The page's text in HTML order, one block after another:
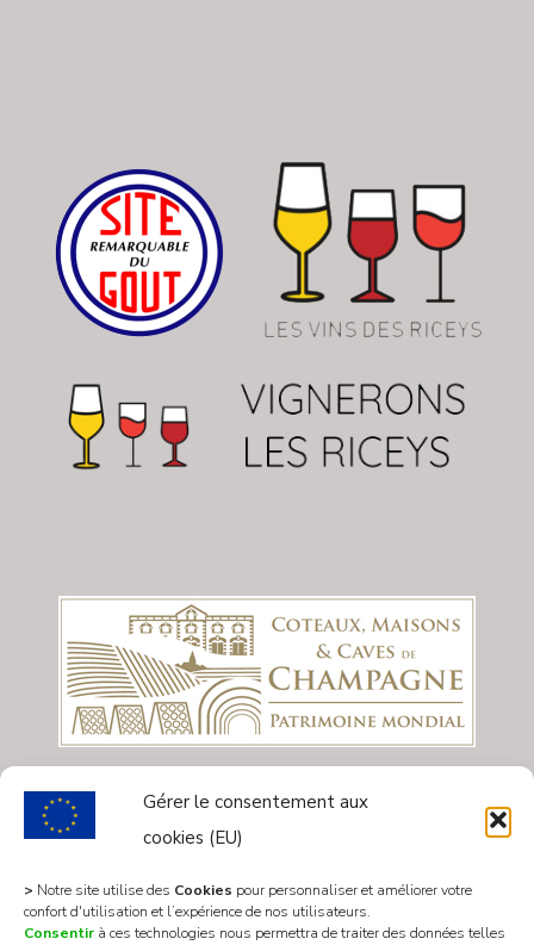
Gérer le consentement aux
cookies (EU)
> Notre site utilise des Cookies pour personnaliser et améliorer votre
confort d'utilisation et l’expérience de nos utilisateurs.
Consentir à ces technologies nous permettra de traiter des données telles